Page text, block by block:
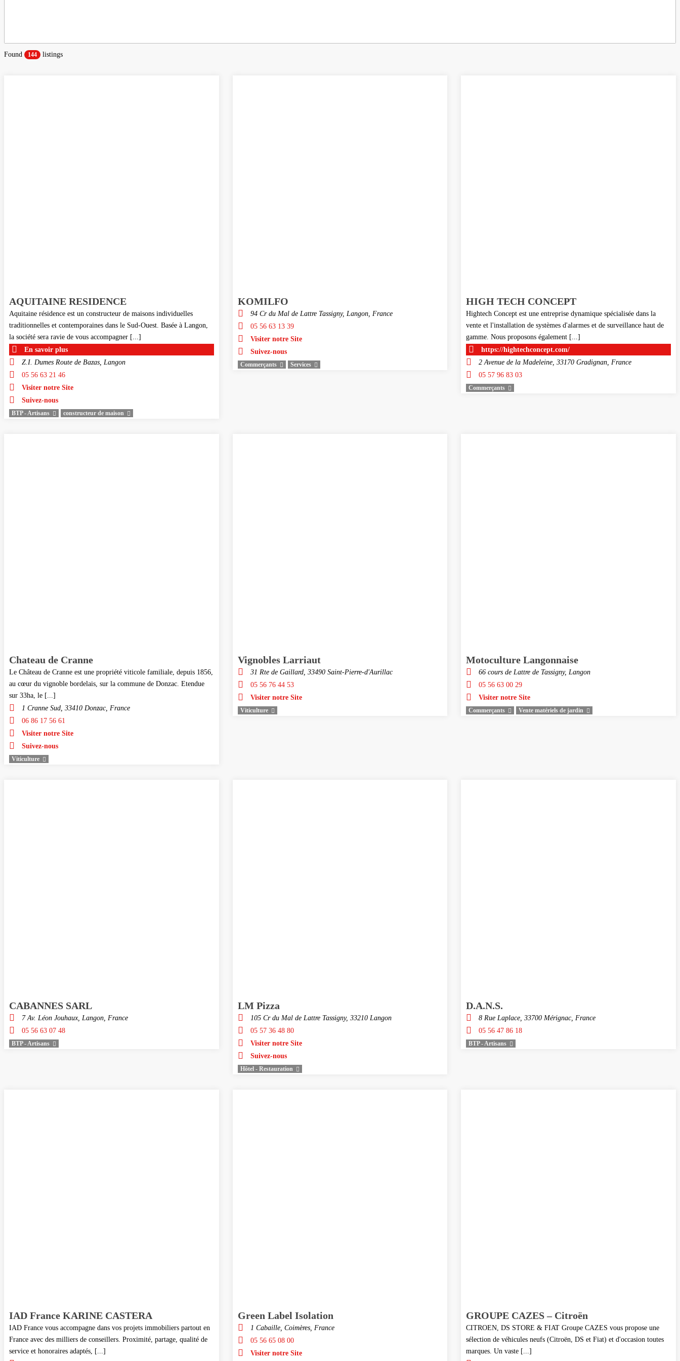
Found 144 listings
AQUITAINE RESIDENCE
Aquitaine résidence est un constructeur de maisons individuelles
traditionnelles et contemporaines dans le Sud-Ouest. Basée à Langon,
la société sera ravie de vous accompagner [...]
En savoir plus
Z.I. Dumes Route de Bazas, Langon
05 56 63 21 46
Visiter notre Site
Suivez-nous
BTP - Artisans constructeur de maison
KOMILFO
94 Cr du Mal de Lattre Tassigny, Langon, France
05 56 63 13 39
Visiter notre Site
Suivez-nous
Commerçants Services
HIGH TECH CONCEPT
Hightech Concept est une entreprise dynamique spécialisée dans la
vente et l'installation de systèmes d'alarmes et de surveillance haut de
gamme. Nous proposons également [...]
https://hightechconcept.com/
2 Avenue de la Madeleine, 33170 Gradignan, France
05 57 96 83 03
Commerçants
Chateau de Cranne
Le Château de Cranne est une propriété viticole familiale, depuis 1856,
au cœur du vignoble bordelais, sur la commune de Donzac. Etendue
sur 33ha, le [...]
1 Cranne Sud, 33410 Donzac, France
06 86 17 56 61
Visiter notre Site
Suivez-nous
Viticulture
Vignobles Larriaut
31 Rte de Gaillard, 33490 Saint-Pierre-d'Aurillac
05 56 76 44 53
Visiter notre Site
Viticulture
Motoculture Langonnaise
66 cours de Lattre de Tassigny, Langon
05 56 63 00 29
Visiter notre Site
Commerçants Vente matériels de jardin
CABANNES SARL
7 Av. Léon Jouhaux, Langon, France
05 56 63 07 48
BTP - Artisans
LM Pizza
105 Cr du Mal de Lattre Tassigny, 33210 Langon
05 57 36 48 80
Visiter notre Site
Suivez-nous
Hôtel - Restauration
D.A.N.S.
8 Rue Laplace, 33700 Mérignac, France
05 56 47 86 18
BTP - Artisans
IAD France KARINE CASTERA
IAD France vous accompagne dans vos projets immobiliers partout en
France avec des milliers de conseillers. Proximité, partage, qualité de
service et honoraires adaptés, [...]
Green Label Isolation
1 Cabaille, Coimères, France
05 56 65 08 00
Visiter notre Site
GROUPE CAZES – Citroën
CITROEN, DS STORE & FIAT Groupe CAZES vous propose une
sélection de véhicules neufs (Citroën, DS et Fiat) et d'occasion toutes
marques. Un vaste [...]